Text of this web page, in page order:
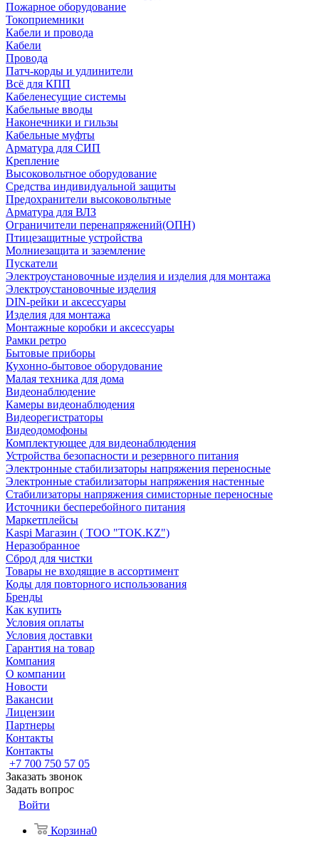
Пожарное оборудование
Токоприемники
Кабели и провода
Кабели
Провода
Патч-корды и удлинители
Всё для КПП
Кабеленесущие системы
Кабельные вводы
Наконечники и гильзы
Кабельные муфты
Арматура для СИП
Крепление
Высоковольтное оборудование
Средства индивидуальной защиты
Предохранители высоковольтные
Арматура для ВЛЗ
Ограничители перенапряжений(ОПН)
Птицезащитные устройства
Молниезащита и заземление
Пускатели
Электроустановочные изделия и изделия для монтажа
Электроустановочные изделия
DIN-рейки и аксессуары
Изделия для монтажа
Монтажные коробки и аксессуары
Рамки ретро
Бытовые приборы
Кухонно-бытовое оборудование
Малая техника для дома
Видеонаблюдение
Камеры видеонаблюдения
Видеорегистраторы
Видеодомофоны
Комплектующее для видеонаблюдения
Устройства безопасности и резервного питания
Электронные стабилизаторы напряжения переносные
Электронные стабилизаторы напряжения настенные
Стабилизаторы напряжения симисторные переносные
Источники бесперебойного питания
Маркетплейсы
Kaspi Магазин ( ТОО "TOK.KZ")
Неразобранное
Сброд для чистки
Товары не входящие в ассортимент
Коды для повторного использования
Бренды
Как купить
Условия оплаты
Условия доставки
Гарантия на товар
Компания
О компании
Новости
Вакансии
Лицензии
Партнеры
Контакты
Контакты
+7 700 750 57 05
Заказать звонок
Задать вопрос
Войти
Корзина0